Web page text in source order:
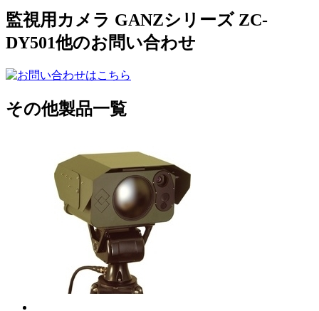
監視用カメラ GANZシリーズ ZC-
DY501他のお問い合わせ
その他製品一覧